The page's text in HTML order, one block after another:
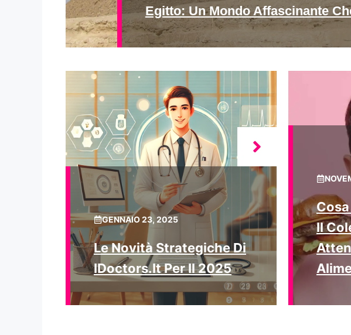
Egitto: Un Mondo Affascinante
GENNAIO 23, 2025
Le Novità Strategiche Di
IDoctors.it Per Il 2025
Il